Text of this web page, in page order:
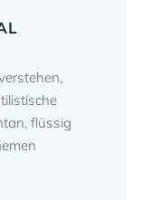
flüssig